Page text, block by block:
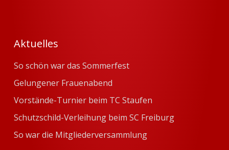
Aktuelles
So schön war das Sommerfest
Gelungener Frauenabend
Vorstände-Turnier beim TC Staufen
Schutzschild-Verleihung beim SC Freiburg
So war die Mitgliederversammlung